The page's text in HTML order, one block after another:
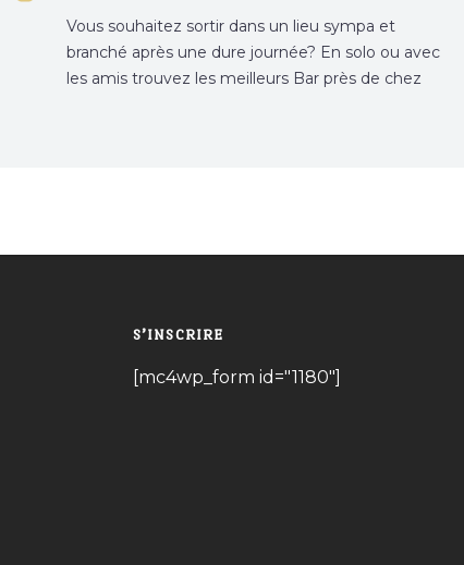
Vous souhaitez sortir dans un lieu sympa et
branché après une dure journée? En solo ou avec
les amis trouvez les meilleurs Bar près de chez
S’INSCRIRE
[mc4wp_form id="1180"]